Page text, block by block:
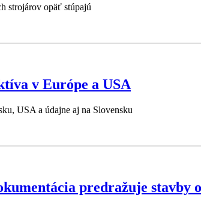
strojárov opäť stúpajú
v Európe a USA
USA a údajne aj na Slovensku
predražuje stavby